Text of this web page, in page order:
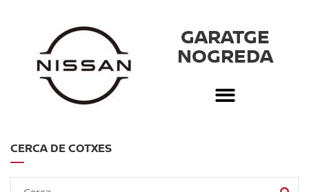
GARATGE
NOGREDA
CERCA DE COTXES